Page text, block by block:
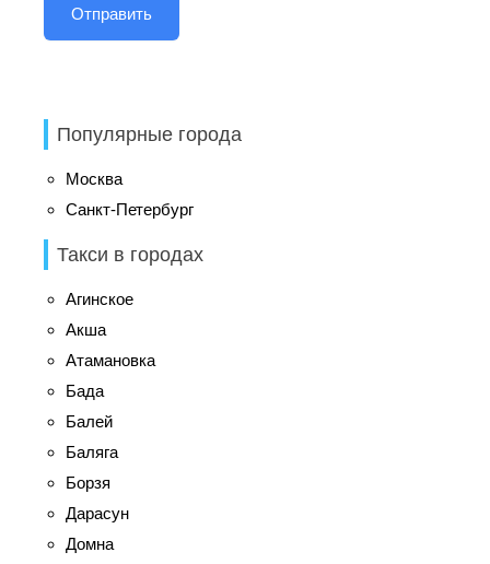
Популярные города
Москва
Санкт-Петербург
Такси в городах
Агинское
Акша
Атамановка
Бада
Балей
Баляга
Борзя
Дарасун
Домна